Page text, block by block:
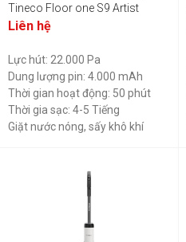
Tineco Floor one S9 Artist
Liên hệ
Lực hút: 22.000 Pa
Dung lượng pin: 4.000 mAh
Thời gian hoạt động: 50 phút
Thời gia sạc: 4-5 Tiếng
Giặt nước nóng, sấy khô khí